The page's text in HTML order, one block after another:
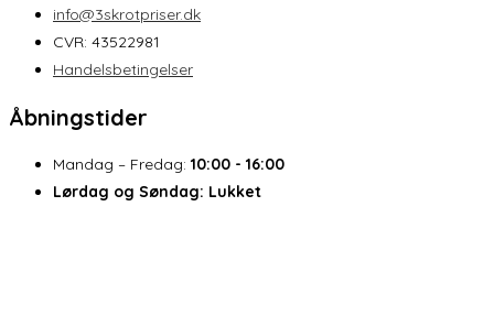
info@3skrotpriser.dk
CVR: 43522981
Handelsbetingelser
Åbningstider
Mandag – Fredag: 10:00 - 16:00
Lørdag og Søndag: Lukket